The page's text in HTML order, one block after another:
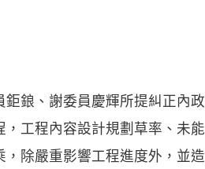
鋃、謝委員慶輝所提糾正內政
工程內容設計規劃草率、未能
除嚴重影響工程進度外，並造